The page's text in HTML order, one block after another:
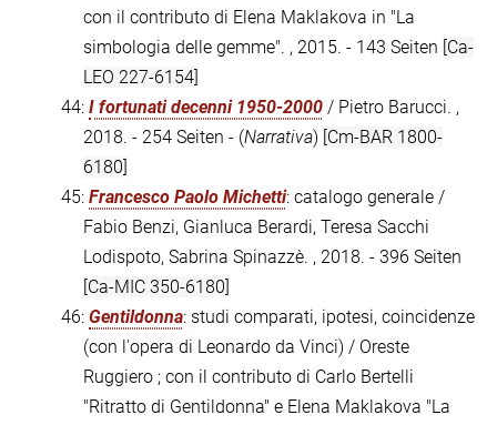
con il contributo di Elena Maklakova in "La
simbologia delle gemme". , 2015. - 143 Seiten [Ca-
LEO 227-6154]
44: I fortunati decenni 1950-2000 / Pietro Barucci. ,
2018. - 254 Seiten - (Narrativa) [Cm-BAR 1800-
6180]
45: Francesco Paolo Michetti: catalogo generale /
Fabio Benzi, Gianluca Berardi, Teresa Sacchi
Lodispoto, Sabrina Spinazzè. , 2018. - 396 Seiten
[Ca-MIC 350-6180]
46: Gentildonna: studi comparati, ipotesi, coincidenze
(con l'opera di Leonardo da Vinci) / Oreste
Ruggiero ; con il contributo di Carlo Bertelli
"Ritratto di Gentildonna" e Elena Maklakova "La